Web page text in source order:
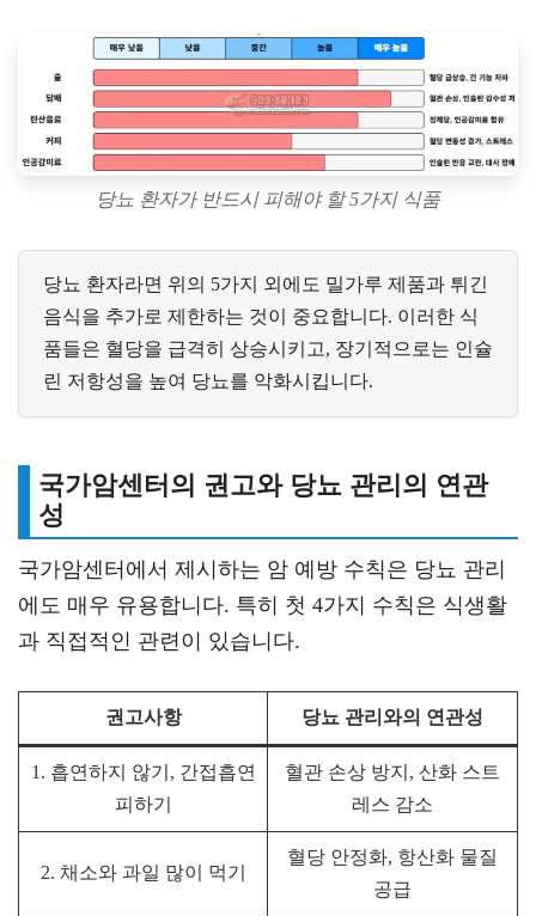
당뇨 환자가 반드시 피해야 할 5가지 식품
당뇨 환자라면 위의 5가지 외에도 밀가루 제품과 튀긴
음식을 추가로 제한하는 것이 중요합니다. 이러한 식
품들은 혈당을 급격히 상승시키고, 장기적으로는 인슐
린 저항성을 높여 당뇨를 악화시킵니다.
국가암센터의 권고와 당뇨 관리의 연관
성
국가암센터에서 제시하는 암 예방 수칙은 당뇨 관리
에도 매우 유용합니다. 특히 첫 4가지 수칙은 식생활
과 직접적인 관련이 있습니다.
권고사항 당뇨 관리와의 연관성
1. 흡연하지 않기, 간접흡연
피하기
혈관 손상 방지, 산화 스트
레스 감소
2. 채소와 과일 많이 먹기
혈당 안정화, 항산화 물질
공급